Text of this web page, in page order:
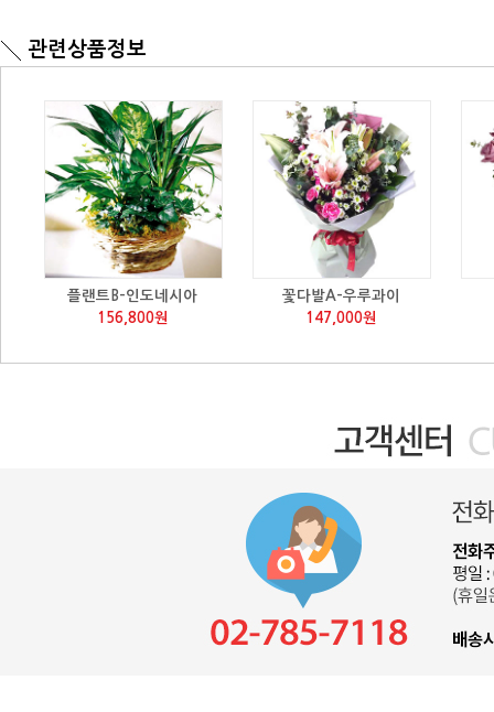
관련상품정보
플랜트B-인도네시아
156,800원
꽃다발A-우루과이
147,000원